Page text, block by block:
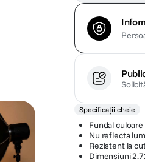
Specificații cheie
Fundal
Nu reflecta
Rezistent la
Dimensiuni